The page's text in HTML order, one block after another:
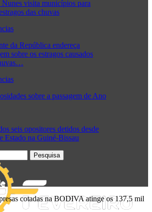
visita municípios para
das chuvas
da República endereça
sobre os estragos causados
sobre a passagem de Ano
seis opositores detidos desde
Estado na Guiné-Bissau
cotadas na BODIVA atinge os 137,5 mil